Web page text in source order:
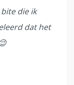
die ik
dat het